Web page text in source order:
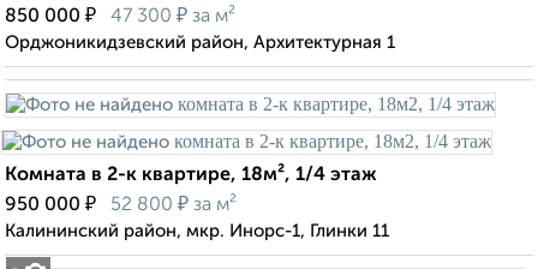
850 000 ₽ 47 300 ₽ за м²
Орджоникидзевский район, Архитектурная 1
Комната в 2-к квартире, 18м², 1/4 этаж
950 000 ₽ 52 800 ₽ за м²
Калининский район, мкр. Инорс-1, Глинки 11